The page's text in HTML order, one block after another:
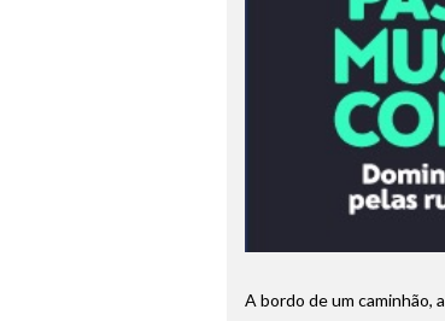
A bordo de um caminhão,